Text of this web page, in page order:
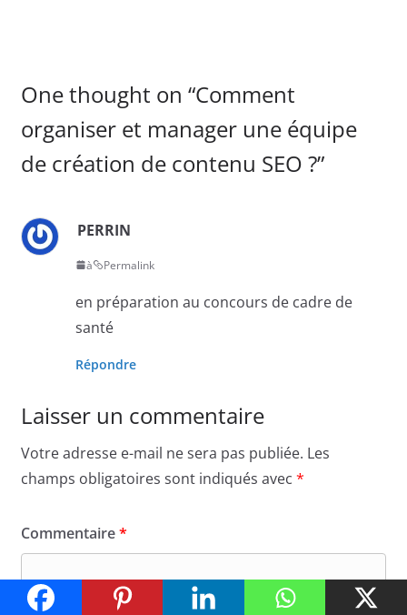
Settings
One thought on “Comment
organiser et manager une équipe
de création de contenu SEO ?”
PERRIN
à Permalink
en préparation au concours de cadre de
santé
Répondre
Laisser un commentaire
Votre adresse e-mail ne sera pas publiée. Les
champs obligatoires sont indiqués avec *
Commentaire*